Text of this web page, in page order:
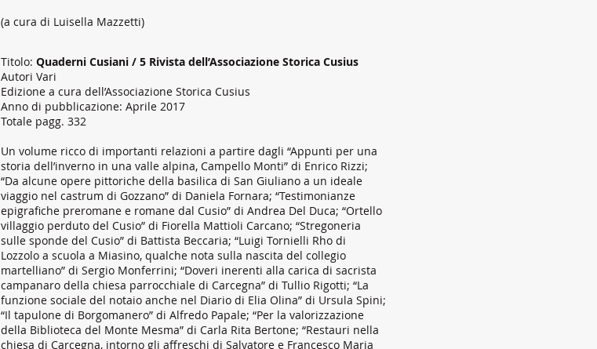
(a cura di Luisella Mazzetti)
Titolo: Quaderni Cusiani / 5 Rivista dell’Associazione Storica Cusius
Autori Vari
Edizione a cura dell’Associazione Storica Cusius
Anno di pubblicazione: Aprile 2017
Totale pagg. 332
Un volume ricco di importanti relazioni a partire dagli “Appunti per una
storia dell’inverno in una valle alpina, Campello Monti” di Enrico Rizzi;
“Da alcune opere pittoriche della basilica di San Giuliano a un ideale
viaggio nel castrum di Gozzano” di Daniela Fornara; “Testimonianze
epigrafiche preromane e romane dal Cusio” di Andrea Del Duca; “Ortello
villaggio perduto del Cusio” di Fiorella Mattioli Carcano; “Stregoneria
sulle sponde del Cusio” di Battista Beccaria; “Luigi Tornielli Rho di
Lozzolo a scuola a Miasino, qualche nota sulla nascita del collegio
martelliano” di Sergio Monferrini; “Doveri inerenti alla carica di sacrista
campanaro della chiesa parrocchiale di Carcegna” di Tullio Rigotti; “La
funzione sociale del notaio anche nel Diario di Elia Olina” di Ursula Spini;
“Il tapulone di Borgomanero” di Alfredo Papale; “Per la valorizzazione
della Biblioteca del Monte Mesma” di Carla Rita Bertone; “Restauri nella
chiesa di Carcegna, intorno gli affreschi di Salvatore e Francesco Maria